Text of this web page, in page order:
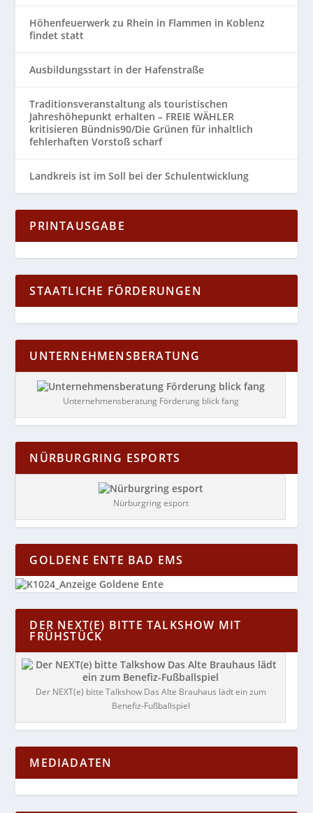
Höhenfeuerwerk zu Rhein in Flammen in Koblenz
findet statt
Ausbildungsstart in der Hafenstraße
Traditionsveranstaltung als touristischen
Jahreshöhepunkt erhalten – FREIE WÄHLER
kritisieren Bündnis90/Die Grünen für inhaltlich
fehlerhaften Vorstoß scharf
Landkreis ist im Soll bei der Schulentwicklung
PRINTAUSGABE
STAATLICHE FÖRDERUNGEN
UNTERNEHMENSBERATUNG
Unternehmensberatung Förderung blick fang
NÜRBURGRING ESPORTS
Nürburgring esport
GOLDENE ENTE BAD EMS
DER NEXT(E) BITTE TALKSHOW MIT
FRÜHSTÜCK
Der NEXT(e) bitte Talkshow Das Alte Brauhaus lädt ein zum
Benefiz-Fußballspiel
MEDIADATEN